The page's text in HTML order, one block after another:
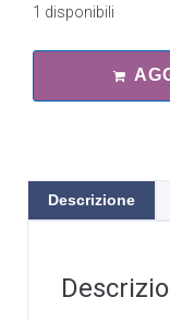
1 disponibili
Descrizione